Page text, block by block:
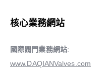
核心業務網站
國際閥門業務網站:
www.DAQIANValves.com